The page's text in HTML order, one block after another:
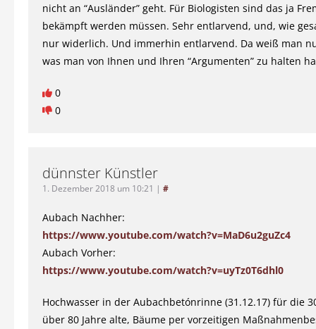
nicht an “Ausländer” geht. Für Biologisten sind das ja
bekämpft werden müssen. Sehr entlarvend, und, wie
nur widerlich. Und immerhin entlarvend. Da weiß man
was man von Ihnen und Ihren “Argumenten” zu halten
0
0
dünnster Künstler
1. Dezember 2018 um 10:21 | #
Aubach Nachher:
https://www.youtube.com/watch?v=MaD6u2guZc4
Aubach Vorher:
https://www.youtube.com/watch?v=uyTz0T6dhl0
Hochwasser in der Aubachbetónrinne (31.12.17) für die
über 80 Jahre alte, Bäume per vorzeitigen